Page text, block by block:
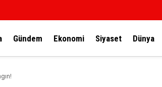
Gündem Ekonomi Siyaset Dünya